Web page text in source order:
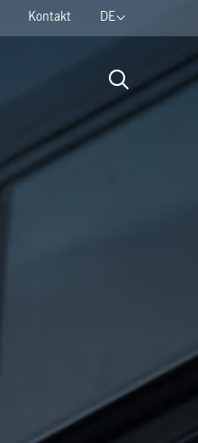
Kontakt DE